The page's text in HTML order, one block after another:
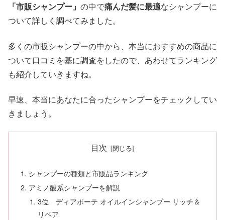
「市販シャンプー」 の中で痛んだ髪に最適なシャンプーに
ついて詳しく調べてみました。
多くの市販シャンプーの中から、本当におすすめの商品に
ついて口コミを基に調査をしたので、あわせてランキング
も紹介していきますね。
早速、本当にあなたに合ったシャンプーをチェックしてい
きましょう。
目次
シャンプーの種類と市販品ランキング
アミノ酸系シャンプーを解説
3位 ディアボーテ オイルインシャンプー リッチ＆
リペア